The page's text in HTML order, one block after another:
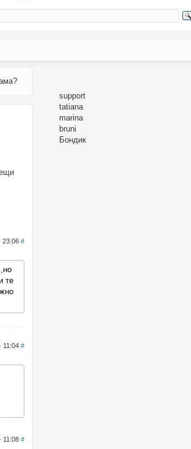
23:06 #
те
11:04 #
11:08 #
support
tatiana
marina
bruni
Бондик